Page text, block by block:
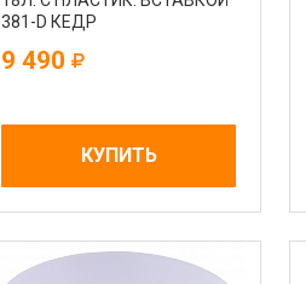
381-D КЕДР
9 490
КУПИТЬ